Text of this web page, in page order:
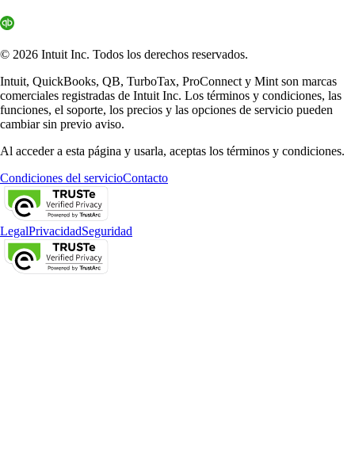
© 2026 Intuit Inc. Todos los derechos reservados.
Intuit, QuickBooks, QB, TurboTax, ProConnect y Mint son marcas
comerciales registradas de Intuit Inc. Los términos y condiciones, las
funciones, el soporte, los precios y las opciones de servicio pueden
cambiar sin previo aviso.
Al acceder a esta página y usarla, aceptas los términos y condiciones.
Condiciones del servicioContacto
LegalPrivacidadSeguridad